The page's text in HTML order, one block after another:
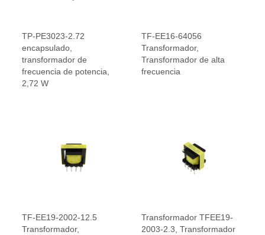
TP-PE3023-2.72
encapsulado,
transformador de
frecuencia de potencia,
2,72 W
TF-EE16-64056
Transformador,
Transformador de alta
frecuencia
TF-EE19-2002-12.5
Transformador,
Transformador TFEE19-
2003-2.3, Transformador